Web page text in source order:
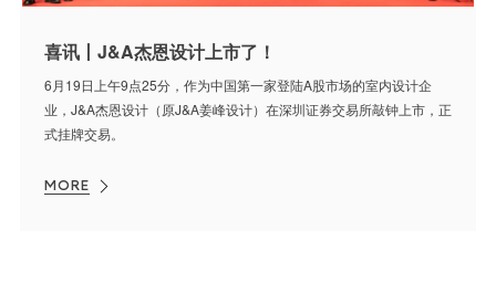
喜讯丨J&A杰恩设计上市了！
6月19日上午9点25分，作为中国第一家登陆A股市场的室内设计企
业，J&A杰恩设计（原J&A姜峰设计）在深圳证券交易所敲钟上市，正
式挂牌交易。
MORE